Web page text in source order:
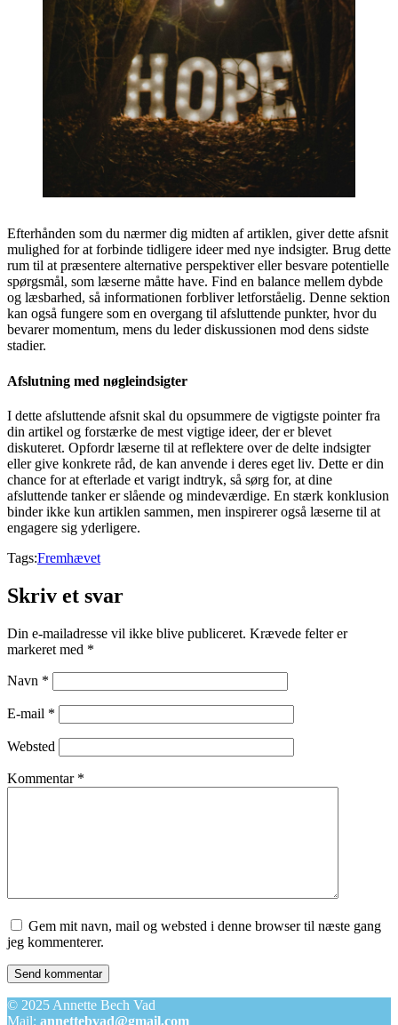
Efterhånden som du nærmer dig midten af artiklen, giver dette afsnit
mulighed for at forbinde tidligere ideer med nye indsigter. Brug dette
rum til at præsentere alternative perspektiver eller besvare potentielle
spørgsmål, som læserne måtte have. Find en balance mellem dybde
og læsbarhed, så informationen forbliver letforståelig. Denne sektion
kan også fungere som en overgang til afsluttende punkter, hvor du
bevarer momentum, mens du leder diskussionen mod dens sidste
stadier.
Afslutning med nøgleindsigter
I dette afsluttende afsnit skal du opsummere de vigtigste pointer fra
din artikel og forstærke de mest vigtige ideer, der er blevet
diskuteret. Opfordr læserne til at reflektere over de delte indsigter
eller give konkrete råd, de kan anvende i deres eget liv. Dette er din
chance for at efterlade et varigt indtryk, så sørg for, at dine
afsluttende tanker er slående og mindeværdige. En stærk konklusion
binder ikke kun artiklen sammen, men inspirerer også læserne til at
engagere sig yderligere.
Tags:Fremhævet
Skriv et svar
Din e-mailadresse vil ikke blive publiceret. Krævede felter er
markeret med *
Navn *
E-mail *
Websted
Kommentar *
Gem mit navn, mail og websted i denne browser til næste gang
jeg kommenterer.
© 2025 Annette Bech Vad
Mail: annettebvad@gmail.com